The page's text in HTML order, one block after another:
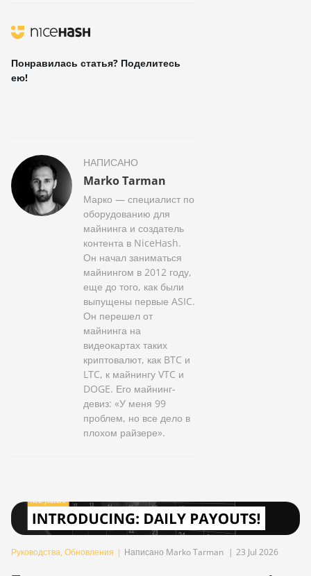
Понравилась статья? Поделитесь
ею!
НАПИСАНО
Marko Tarman
Марко — специалист по
оборудованию для
майнинга и создатель
контента в NiceHash.
Он начал заниматься
майнингом в 2012 году,
еще до того, как были
выпущены первые ASIC.
Он перешел от
майнинга на
видеокартах таких
криптовалют, как BTC и
LTC, к майнингу VTC и
DOGE. Его майнинг-
девиз: «У меня 99
проблем, но все дело в
плохом райзере».
Руководства, Обновления | Написано Marko Tarman | 23 Jul 2026